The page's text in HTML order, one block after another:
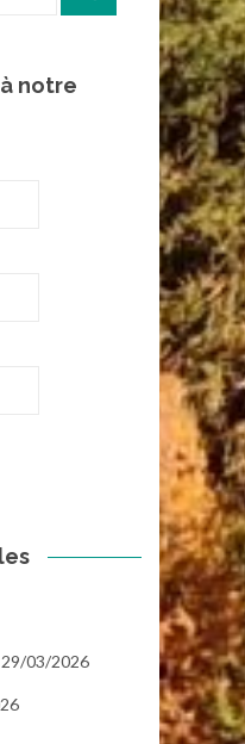
notre
03/2026